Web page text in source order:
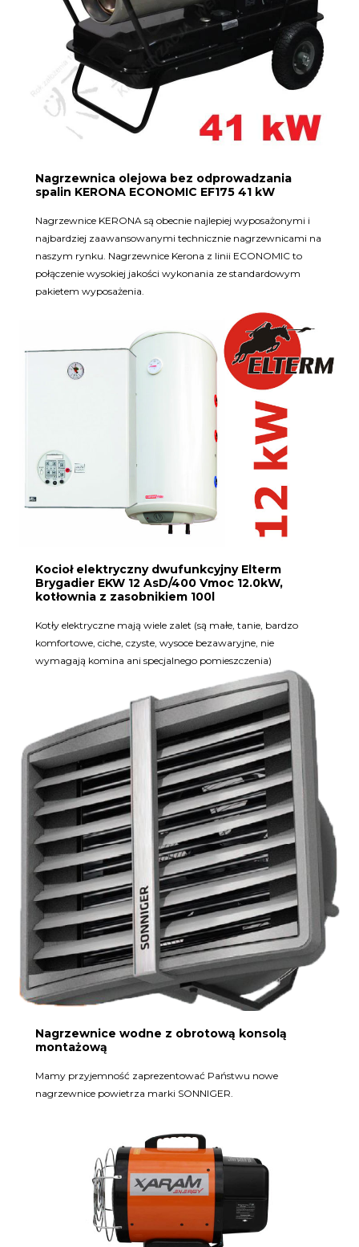
Nagrzewnica olejowa bez odprowadzania
spalin KERONA ECONOMIC EF175 41 kW
Nagrzewnice KERONA są obecnie najlepiej wyposażonymi i
najbardziej zaawansowanymi technicznie nagrzewnicami na
naszym rynku. Nagrzewnice Kerona z linii ECONOMIC to
połączenie wysokiej jakości wykonania ze standardowym
pakietem wyposażenia.
Kocioł elektryczny dwufunkcyjny Elterm
Brygadier EKW 12 AsD/400 Vmoc 12.0kW,
kotłownia z zasobnikiem 100l
Kotły elektryczne mają wiele zalet (są małe, tanie, bardzo
komfortowe, ciche, czyste, wysoce bezawaryjne, nie
wymagają komina ani specjalnego pomieszczenia)
Nagrzewnice wodne z obrotową konsolą
montażową
Mamy przyjemność zaprezentować Państwu nowe
nagrzewnice powietrza marki SONNIGER.